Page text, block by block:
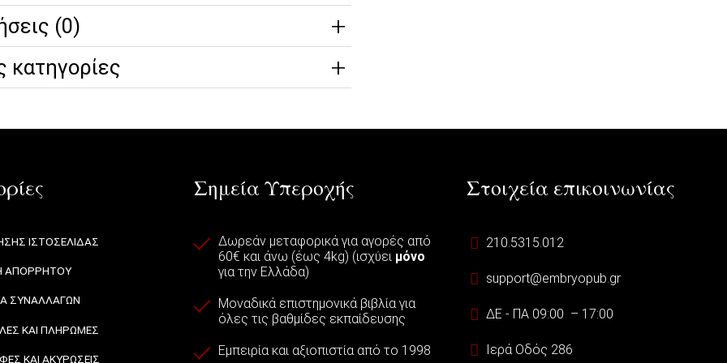
(0)
κατηγορίες
ΙΣΤΟΣΕΛΊΔΑΣ
ΑΠΟΡΡΉΤΟΥ
ΣΥΝΑΛΛΑΓΏΝ
ΚΑΙ ΠΛΗΡΩΜΈΣ
ΚΑΙ ΑΚΥΡΏΣΕΙΣ
Σημεία Υπεροχής
Δωρεάν μεταφορικά για αγορές από
60€ και άνω (έως 4kg) (ισχύει μόνο
για την Ελλάδα)
Μοναδικά επιστημονικά βιβλία για
όλες τις βαθμίδες εκπαίδευσης
Εμπειρία και αξιοπιστία από το 1998
Στοιχεία επικοινωνίας
210.5315.012
support@embryopub.gr
ΔΕ - ΠΑ 09:00 – 17:00
Ιερά Οδός 286